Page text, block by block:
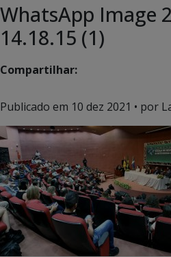
WhatsApp Image
14.18.15 (1)
Compartilhar:
Publicado em 10 dez 2021 • por